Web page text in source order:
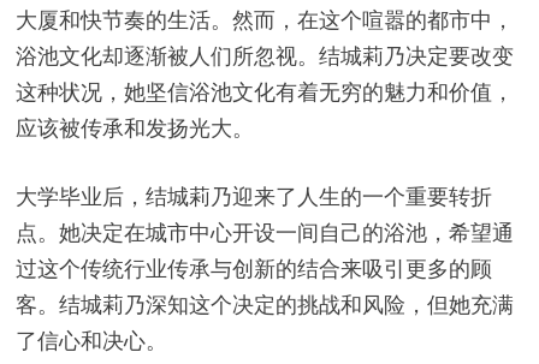
大厦和快节奏的生活。然而，在这个喧嚣的都市中，
浴池文化却逐渐被人们所忽视。结城莉乃决定要改变
这种状况，她坚信浴池文化有着无穷的魅力和价值，
应该被传承和发扬光大。
大学毕业后，结城莉乃迎来了人生的一个重要转折
点。她决定在城市中心开设一间自己的浴池，希望通
过这个传统行业传承与创新的结合来吸引更多的顾
客。结城莉乃深知这个决定的挑战和风险，但她充满
了信心和决心。